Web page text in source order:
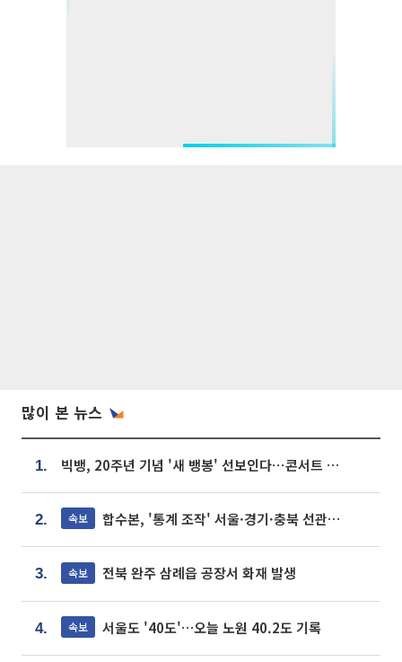
많이 본 뉴스
1. 빅뱅, 20주년 기념 '새 뱅봉' 선보인다⋯콘서트 앞두고 팝업 개최
2. 속보 합수본, '통계 조작' 서울·경기·충북 선관위 등 추가 압수수색
3. 속보 전북 완주 삼례읍 공장서 화재 발생
4. 속보 서울도 '40도'…오늘 노원 40.2도 기록